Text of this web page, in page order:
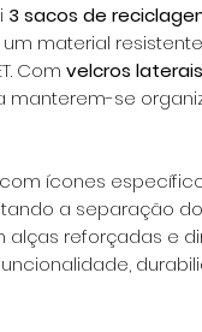
3 sacos de
material
Com velcros laterais
manterem-se
ícones
a separação
alças reforçadas e